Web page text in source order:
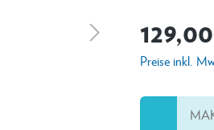
Preise inkl.